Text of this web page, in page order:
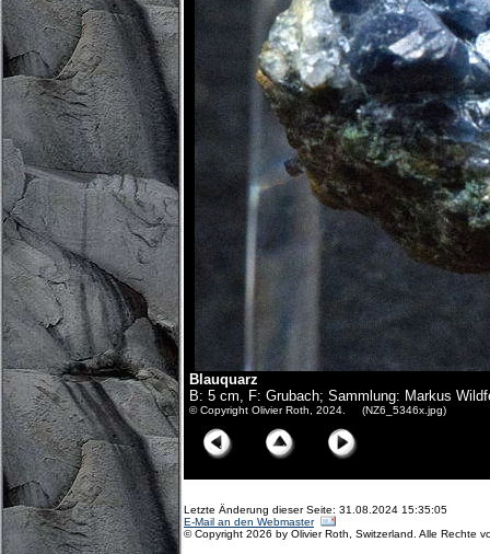
Blauquarz
B: 5 cm, F: Grubach; Sammlung: Markus
© Copyright Olivier Roth, 2024. (NZ6_5346x.jpg)
Letzte Änderung dieser Seite: 31.08.2024 15:35:05
E-Mail an den Webmaster
© Copyright 2026 by Olivier Roth, Switzerland. Alle Rechte